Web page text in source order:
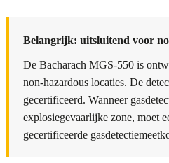
Belangrijk: uitsluitend voor
De Bacharach MGS-550 is
non-hazardous locaties. De
gecertificeerd. Wanneer
explosiegevaarlijke zone, moet
gecertificeerde